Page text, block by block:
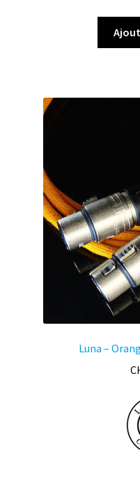
Luna –